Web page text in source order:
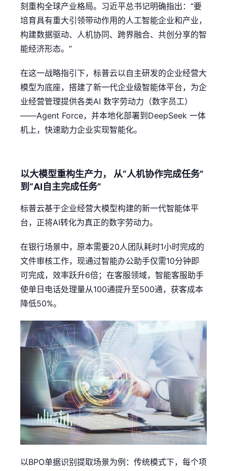
刻重构全球产业格局。习近平总书记明确指出：“要
培育具有重大引领带动作用的人工智能企业和产业，
构建数据驱动、人机协同、跨界融合、共创分享的智
能经济形态。”
在这一战略指引下，标普云以自主研发的企业经营大
模型为底座，搭建了新一代企业级智能体平台，为企
业经营管理提供各类AI 数字劳动力（数字员工）
——Agent Force，并本地化部署到DeepSeek 一体
机上，快速助力企业实现智能化。
以大模型重构生产力， 从“人机协作完成任务”
到“AI自主完成任务”
标普云基于企业经营大模型构建的新一代智能体平
台，正将AI转化为真正的数字劳动力。
在银行场景中，原本需要20人团队耗时1小时完成的
文件审核工作，现通过智能办公助手仅需10分钟即
可完成，效率跃升6倍；在客服领域，智能客服助手
使单日电话处理量从100通提升至500通，获客成本
降低50%。
以BPO单据识别提取场景为例：传统模式下，每个项